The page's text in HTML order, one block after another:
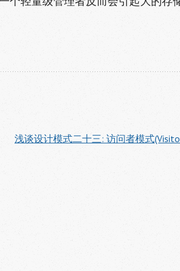
浅谈设计模式二十三: 访问者模式